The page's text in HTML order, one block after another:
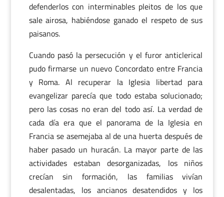
defenderlos con interminables pleitos de los que
sale airosa, habiéndose ganado el respeto de sus
paisanos.
Cuando pasó la persecución y el furor anticlerical
pudo firmarse un nuevo Concordato entre Francia
y Roma. Al recuperar la Iglesia libertad para
evangelizar parecía que todo estaba solucionado;
pero las cosas no eran del todo así. La verdad de
cada día era que el panorama de la Iglesia en
Francia se asemejaba al de una huerta después de
haber pasado un huracán. La mayor parte de las
actividades estaban desorganizadas, los niños
crecían sin formación, las familias vivían
desalentadas, los ancianos desatendidos y los